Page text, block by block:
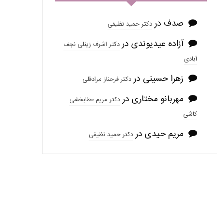
صدف دردکتر حمید نظیفی
آزاده عیدیوندی دردکتر اشرف زینلی نجف
آبادی
زهرا حسینی دردکتر فرحناز مرادقلی
مهربانو مختاری دردکتر مریم عطابخشی
کاشی
مریم حیدی دردکتر حمید نظیفی